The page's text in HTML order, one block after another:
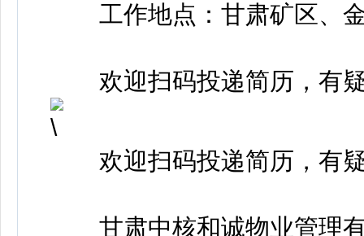
工作地点：甘肃矿区、金
欢迎扫码投递简历，有疑
欢迎扫码投递简历，有疑
甘肃中核和诚物业管理